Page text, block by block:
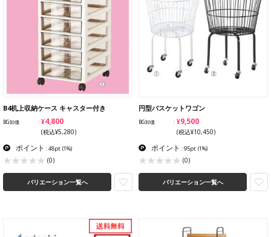
B4机上収納ケース キャスター付き
BG卸価 ¥4,800
(税込¥5,280)
ポイント : 48pt (1%)
(0)
バリエーション一覧へ
円型バスケットワゴン
BG卸価 ¥9,500
(税込¥10,450)
ポイント : 95pt (1%)
(0)
バリエーション一覧へ